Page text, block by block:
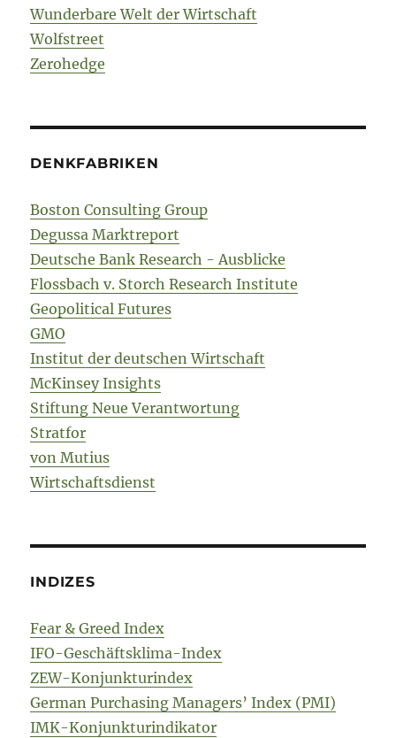
Wunderbare Welt der Wirtschaft
Wolfstreet
Zerohedge
DENKFABRIKEN
Boston Consulting Group
Degussa Marktreport
Deutsche Bank Research - Ausblicke
Flossbach v. Storch Research Institute
Geopolitical Futures
GMO
Institut der deutschen Wirtschaft
McKinsey Insights
Stiftung Neue Verantwortung
Stratfor
von Mutius
Wirtschaftsdienst
INDIZES
Fear & Greed Index
IFO-Geschäftsklima-Index
ZEW-Konjunkturindex
German Purchasing Managers’ Index (PMI)
IMK-Konjunkturindikator